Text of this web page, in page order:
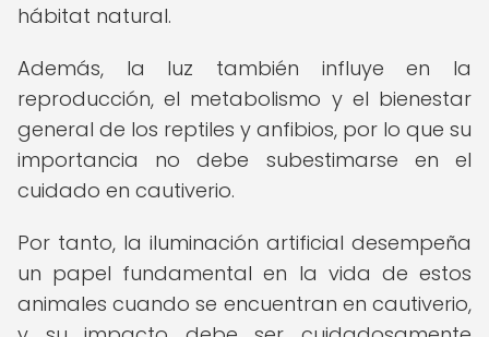
hábitat natural.
Además, la luz también influye en la
reproducción, el metabolismo y el bienestar
general de los reptiles y anfibios, por lo que su
importancia no debe subestimarse en el
cuidado en cautiverio.
Por tanto, la iluminación artificial desempeña
un papel fundamental en la vida de estos
animales cuando se encuentran en cautiverio,